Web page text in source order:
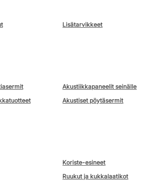
Lisätarvikkeet
Akustiikkapaneelit seinälle
Akustiset pöytäsermit
Koriste-esineet
Ruukut ja kukkalaatikot